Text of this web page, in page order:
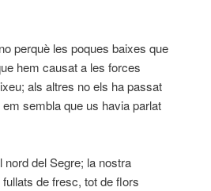
perquè les poques baixes que
hem causat a les forces
als altres no els ha passat
sembla que us havia parlat
del Segre; la nostra
de fresc, tot de flors